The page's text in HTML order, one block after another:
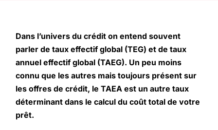
Dans l’univers du crédit on entend souvent
parler de taux effectif global (TEG) et de taux
annuel effectif global (TAEG). Un peu moins
connu que les autres mais toujours présent sur
les offres de crédit, le TAEA est un autre taux
déterminant dans le calcul du coût total de votre
prêt.